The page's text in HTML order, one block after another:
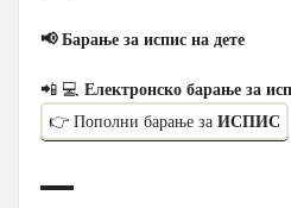
📢 Барање за испис на дете
📲 💻 Електронско барање за
👉 Пополни барање за ИСПИС
▬▬